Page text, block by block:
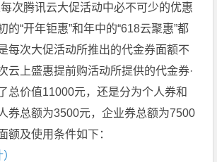
次腾讯云大促活动中必不可少的优惠
的“开年钜惠”和年中的“618云聚惠”都
每次大促活动所推出的代金券面额不
云上盛惠提前购活动所提供的代金券·
总价值11000元，还是分为个人券和
券总额为3500元，企业券总额为7500
额及使用条件如下：